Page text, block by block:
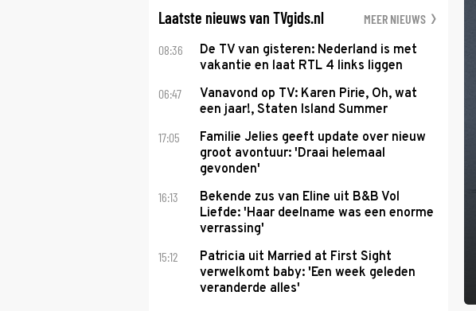
Laatste nieuws van TVgids.nl MEER NIEUWS
08:36
De TV van gisteren: Nederland is met
vakantie en laat RTL 4 links liggen
06:47
Vanavond op TV: Karen Pirie, Oh, wat
een jaar!, Staten Island Summer
17:05
Familie Jelies geeft update over nieuw
groot avontuur: 'Draai helemaal
gevonden'
16:13
Bekende zus van Eline uit B&B Vol
Liefde: 'Haar deelname was een enorme
verrassing'
15:12
Patricia uit Married at First Sight
verwelkomt baby: 'Een week geleden
veranderde alles'